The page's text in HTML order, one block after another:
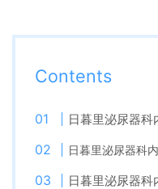
Contents
日暮里泌尿器科
日暮里泌尿器科
日暮里泌尿器